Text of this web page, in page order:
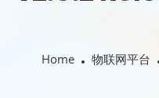
Home 物联网平台